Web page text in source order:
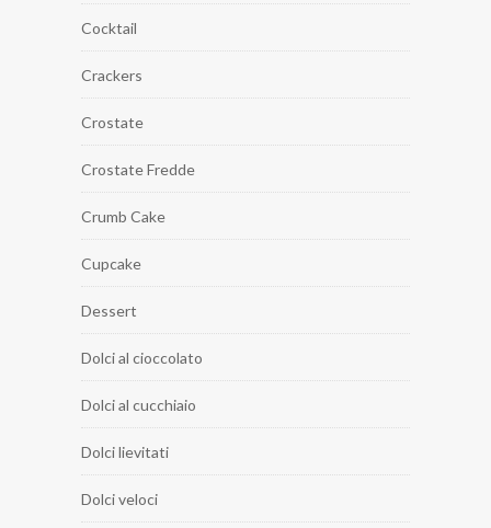
Cocktail
Crackers
Crostate
Crostate Fredde
Crumb Cake
Cupcake
Dessert
Dolci al cioccolato
Dolci al cucchiaio
Dolci lievitati
Dolci veloci